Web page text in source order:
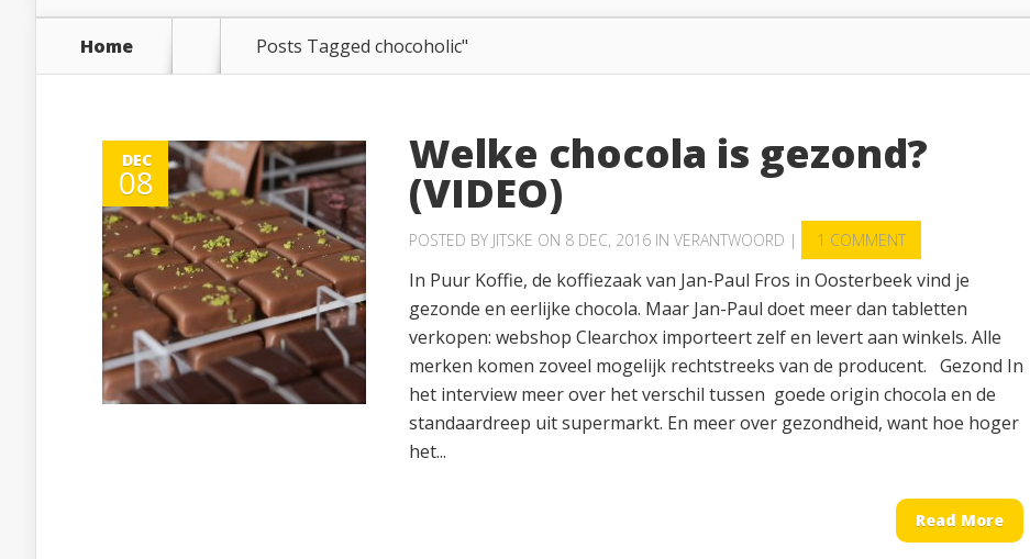
Home Posts Tagged chocoholic"
DEC
08
Welke chocola is gezond?
(VIDEO)
POSTED BY JITSKE ON 8 DEC, 2016 IN VERANTWOORD | 1 COMMENT
In Puur Koffie, de koffiezaak van Jan-Paul Fros in Oosterbeek vind je
gezonde en eerlijke chocola. Maar Jan-Paul doet meer dan tabletten
verkopen: webshop Clearchox importeert zelf en levert aan winkels. Alle
merken komen zoveel mogelijk rechtstreeks van de producent. Gezond In
het interview meer over het verschil tussen goede origin chocola en de
standaardreep uit supermarkt. En meer over gezondheid, want hoe hoger
het...
Read More